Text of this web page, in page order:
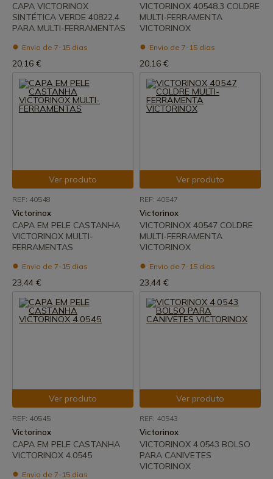
CAPA VICTORINOX
SINTÉTICA VERDE 40822.4
PARA MULTI-FERRAMENTAS
Envio de 7-15 dias
20,16 €
VICTORINOX 40548.3 COLDRE
MULTI-FERRAMENTA
VICTORINOX
Envio de 7-15 dias
20,16 €
Ver produto
REF: 40548
Victorinox
CAPA EM PELE CASTANHA
VICTORINOX MULTI-
FERRAMENTAS
Envio de 7-15 dias
23,44 €
Ver produto
REF: 40547
Victorinox
VICTORINOX 40547 COLDRE
MULTI-FERRAMENTA
VICTORINOX
Envio de 7-15 dias
23,44 €
Ver produto
REF: 40545
Victorinox
CAPA EM PELE CASTANHA
VICTORINOX 4.0545
Envio de 7-15 dias
Ver produto
REF: 40543
Victorinox
VICTORINOX 4.0543 BOLSO
PARA CANIVETES
VICTORINOX